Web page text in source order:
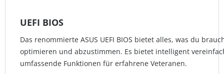
UEFI BIOS
Das renommierte ASUS UEFI BIOS bietet alles, was du
optimieren und abzustimmen. Es bietet intelligent
umfassende Funktionen für erfahrene Veteranen.